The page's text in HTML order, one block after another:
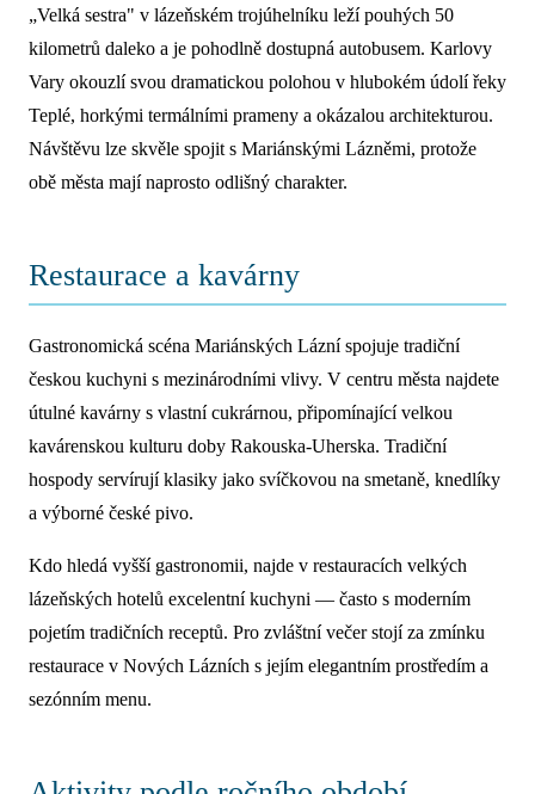
„Velká sestra" v lázeňském trojúhelníku leží pouhých 50
kilometrů daleko a je pohodlně dostupná autobusem. Karlovy
Vary okouzlí svou dramatickou polohou v hlubokém údolí řeky
Teplé, horkými termálními prameny a okázalou architekturou.
Návštěvu lze skvěle spojit s Mariánskými Lázněmi, protože
obě města mají naprosto odlišný charakter.
Restaurace a kavárny
Gastronomická scéna Mariánských Lázní spojuje tradiční
českou kuchyni s mezinárodními vlivy. V centru města najdete
útulné kavárny s vlastní cukrárnou, připomínající velkou
kavárenskou kulturu doby Rakouska-Uherska. Tradiční
hospody servírují klasiky jako svíčkovou na smetaně, knedlíky
a výborné české pivo.
Kdo hledá vyšší gastronomii, najde v restauracích velkých
lázeňských hotelů excelentní kuchyni — často s moderním
pojetím tradičních receptů. Pro zvláštní večer stojí za zmínku
restaurace v Nových Lázních s jejím elegantním prostředím a
sezónním menu.